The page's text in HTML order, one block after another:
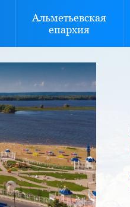
Альметьевская
епархия